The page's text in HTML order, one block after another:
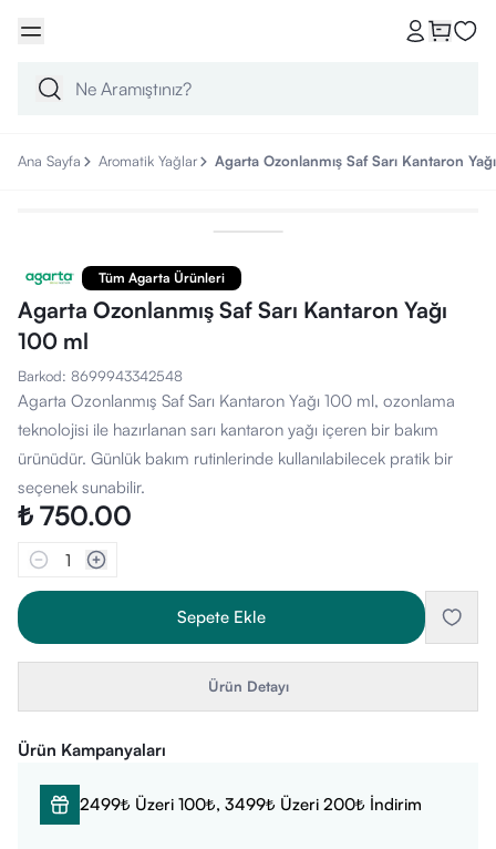
Ana Sayfa Aromatik Yağlar Agarta Ozonlanmış Saf Sarı Kantaron
Tüm Agarta Ürünleri
Agarta Ozonlanmış Saf Sarı Kantaron Yağı
100 ml
Barkod: 8699943342548
Agarta Ozonlanmış Saf Sarı Kantaron Yağı 100 ml, ozonlama
teknolojisi ile hazırlanan sarı kantaron yağı içeren bir bakım
ürünüdür. Günlük bakım rutinlerinde kullanılabilecek pratik bir
seçenek sunabilir.
₺ 750.00
1
Sepete Ekle
Ürün Detayı
Ürün Kampanyaları
2499₺ Üzeri 100₺, 3499₺ Üzeri 200₺ İndirim